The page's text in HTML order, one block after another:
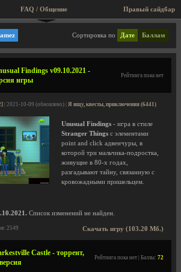
Правый сайдбар
FAQ / Общение
Epic LLama
Сортировка по Дате Баллам
Findings v09.10.2021 -
игры
Рейтинга пока нет
| 2021-10-09 (обновлено) | Я ищу, квесты, приключения (6441)
Unusual Findings - игра в стиле
Stranger Things с элементами
point and click адвенчуры, в
которой три мальчика-подростка,
живущие в 80-х годах,
разгадывают тайну, связанную с
кровожадными пришельцем.
Список изменений не найден.
Скачать игру (103.20 Мб.)
2549
Castle - торрент,
Рейтинга пока нет | Баллы: 72